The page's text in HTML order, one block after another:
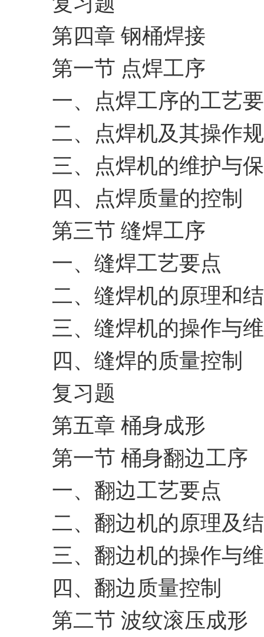
第四章 钢桶焊接
第一节 点焊工序
一、点焊工序的工艺
二、点焊机及其操作
三、点焊机的维护与
四、点焊质量的控制
第三节 缝焊工序
一、缝焊工艺要点
二、缝焊机的原理和
三、缝焊机的操作与
四、缝焊的质量控制
复习题
第五章 桶身成形
第一节 桶身翻边工序
一、翻边工艺要点
二、翻边机的原理及
三、翻边机的操作与
四、翻边质量控制
第二节 波纹滚压成形